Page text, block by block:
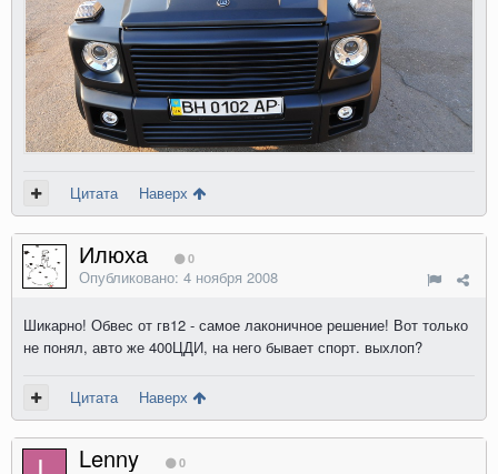
Цитата Наверх
Илюха 0
Опубликовано: 4 ноября 2008
Шикарно! Обвес от гв12 - самое лаконичное решение! Вот только
не понял, авто же 400ЦДИ, на него бывает спорт. выхлоп?
Цитата Наверх
Lenny 0